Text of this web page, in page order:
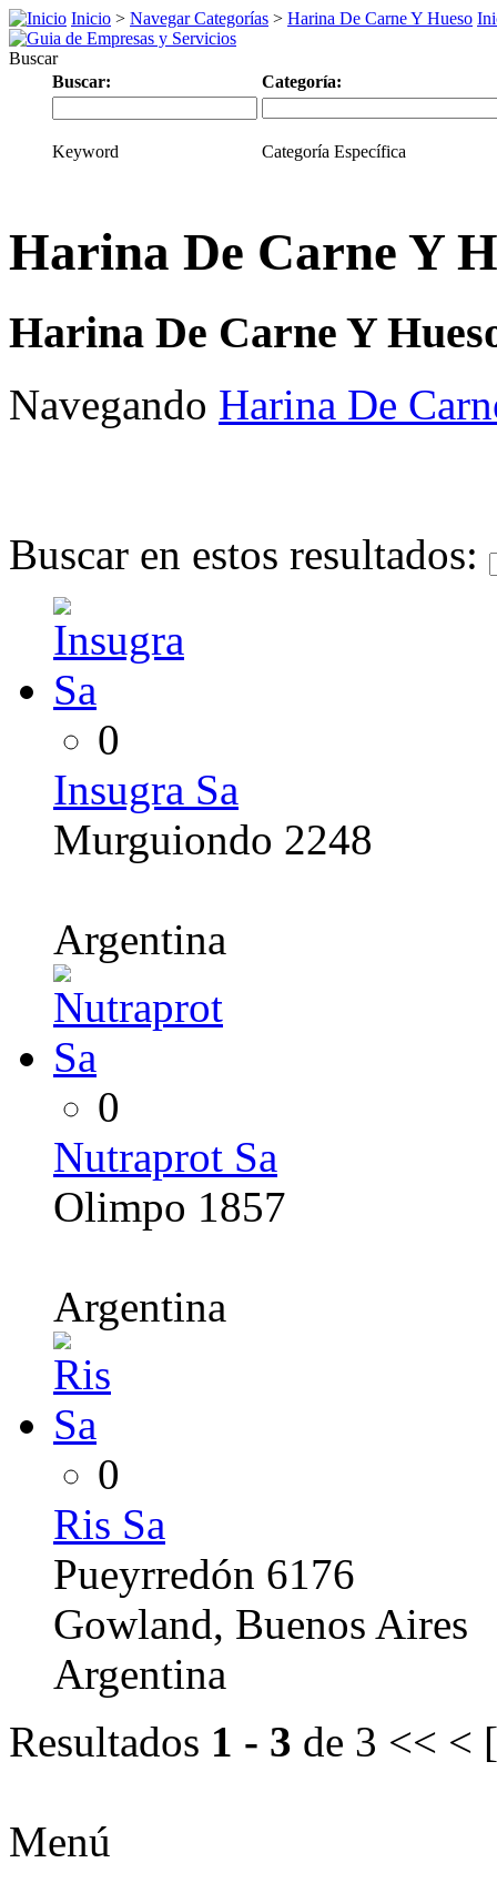
Inicio > Navegar Categorías > Harina De Carne Y Hueso
Buscar
Buscar:
Categoría:
Keyword Categoría Específica
Harina De Carne Y
Harina De Carne Y
Navegando Harina De
Buscar en estos resultados:
0
Insugra Sa
Murguiondo 2248
Argentina
0
Nutraprot Sa
Olimpo 1857
Argentina
0
Ris Sa
Pueyrredón 6176
Gowland, Buenos Aires
Argentina
Resultados 1 - 3 de 3 << < [
Menú